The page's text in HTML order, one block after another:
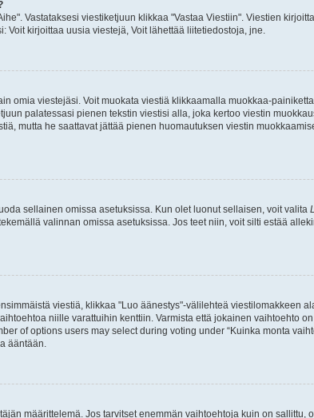
Vastataksesi viestiketjuun klikkaa "Vastaa Viestiin". Viestien
kirjoittaa uusia viestejä, Voit lähettää liitetiedostoja, jne.
omia viestejäsi. Voit muokata viestiä klikkaamalla muokkaa-
palatessasi pienen tekstin viestisi alla, joka kertoo viestin
mutta he saattavat jättää pienen huomautuksen viestin
sellainen omissa asetuksissa. Kun olet luonut sellaisen, voit valita
valinnan omissa asetuksissa. Jos teet niin, voit silti estää
viestiä, klikkaa "Luo äänestys"-välilehteä viestilomakkeen
niille varattuihin kenttiin. Varmista että jokainen vaihtoehto
of options users may select during voting under “Kuinka monta
ääntään.
määrittelemä. Jos tarvitset enemmän vaihtoehtoja kuin on sallittu,